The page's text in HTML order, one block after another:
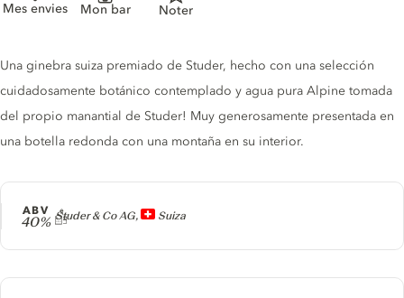
Mes envies Mon bar Noter
Producer
Studer & Co AG, Suiza
ABV
40%
Gin description
Una ginebra suiza premiado de Studer, hecho con una selección
cuidadosamente botánico contemplado y agua pura Alpine tomada
del propio manantial de Studer! Muy generosamente presentada en
una botella redonda con una montaña en su interior.